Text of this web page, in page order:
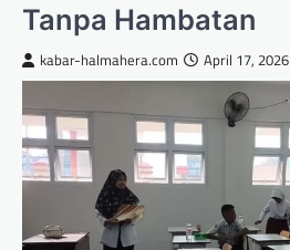
Tanpa Hambatan
kabar-halmahera.com April 17, 2026